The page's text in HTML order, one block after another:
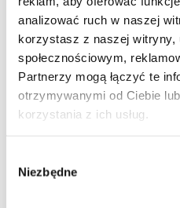
analizować ruch w naszej
korzystasz z naszej witryny,
społecznościowym,
Partnerzy mogą łączyć te
otrzymywanymi od Ciebie
korzystania z ich usług.
zgody
Niezbędne